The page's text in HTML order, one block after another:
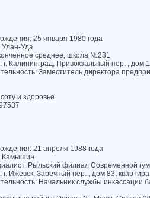
25 января 1980 года
Улан-Удэ
среднее, школа №281
Калининград, Привокзальный пер. , дом
Заместитель директора
и здоровье
21 апреля 1988 года
Камышин
Рыльский филиал Современной
Ижевск, Заречный пер. , дом 83,
Начальник службы инкассации